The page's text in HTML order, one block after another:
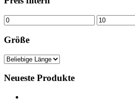
Min.
Preis
Max.
Preis
Größe
Neueste Produkte